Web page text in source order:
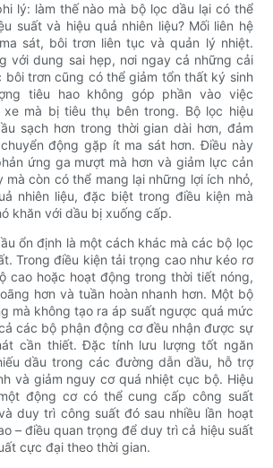
lý: làm thế nào mà bộ lọc dầu lại có thể
suất và hiệu quả nhiên liệu? Mối liên hệ
sát, bôi trơn liên tục và quản lý nhiệt.
với dung sai hẹp, nơi ngay cả những cải
bôi trơn cũng có thể giảm tổn thất ký sinh
tiêu hao không góp phần vào việc
mà bị tiêu thụ bên trong. Bộ lọc hiệu
sạch hơn trong thời gian dài hơn, đảm
động gặp ít ma sát hơn. Điều này
ứng ga mượt mà hơn và giảm lực cản
mà còn có thể mang lại những lợi ích nhỏ,
nhiên liệu, đặc biệt trong điều kiện mà
khăn với dầu bị xuống cấp.
ổn định là một cách khác mà các bộ lọc
Trong điều kiện tải trọng cao như kéo rơ
cao hoặc hoạt động trong thời tiết nóng,
hơn và tuần hoàn nhanh hơn. Một bộ
mà không tạo ra áp suất ngược quá mức
các bộ phận động cơ đều nhận được sự
cần thiết. Đặc tính lưu lượng tốt ngăn
dầu trong các đường dẫn dầu, hỗ trợ
và giảm nguy cơ quá nhiệt cục bộ. Hiệu
động cơ có thể cung cấp công suất
duy trì công suất đó sau nhiều lần hoạt
– điều quan trọng để duy trì cả hiệu suất
cực đại theo thời gian.